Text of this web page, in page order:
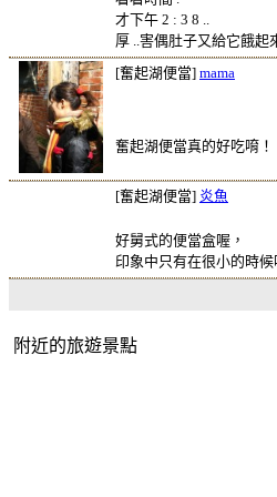
才下午 2 : 3 8 ..
厚 ..害偶肚子又給它餓起
[奮起湖便當] mama
奮起湖便當真的好吃唷！
[奮起湖便當] 炎魚
好舅式的便當盒喔，
印象中只有在很小的時候
附近的旅遊景點